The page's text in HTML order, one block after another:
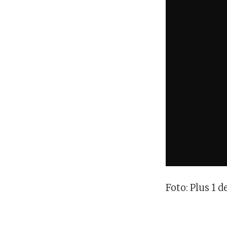
Foto: Plus 1